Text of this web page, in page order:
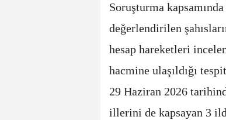
Soruşturma
değerlendirilen
hesap hareketleri
hacmine ulaşıldığı
29 Haziran 2026
illerini de kapsayan 3